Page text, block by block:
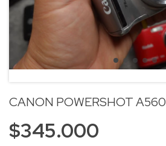
CANON POWERSHOT A560
$345.000